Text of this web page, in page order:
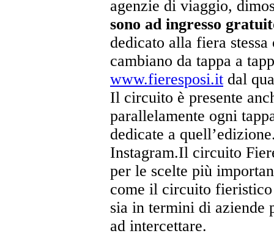
agenzie di viaggio,
sono ad ingresso
dedicato alla fiera
cambiano da tappa a
www.fieresposi.it dal
Il circuito è presente
parallelamente ogni
dedicate a
Instagram.Il circuito
per le scelte più
come il circuito
sia in termini di aziende
ad intercettare.